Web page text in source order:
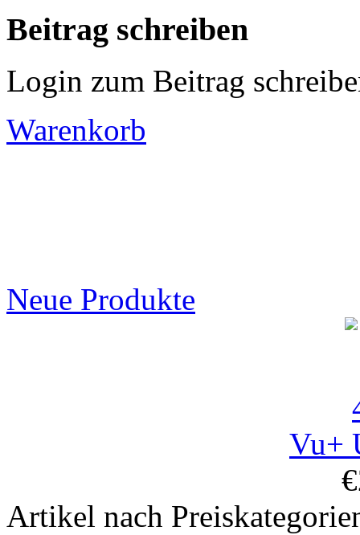
Beitrag schreiben
Login zum Beitrag
Warenkorb
Neue Produkte
Vu+
Artikel nach